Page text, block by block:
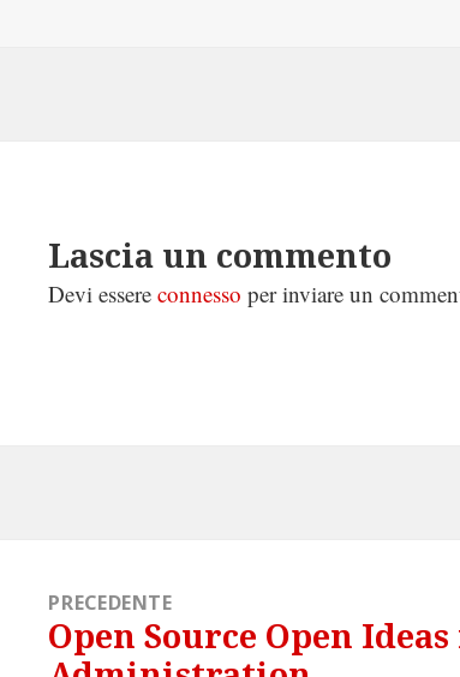
Lascia un commento
Devi essereconnesso per inviare un
PRECEDENTE
Articolo
Open Source Open